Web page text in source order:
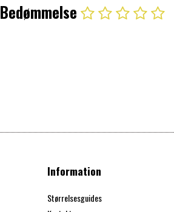
Bedømmelse
Information
Størrelsesguides